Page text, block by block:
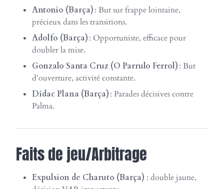
Antonio (Barça): But sur frappe lointaine,
précieux dans les transitions.
Adolfo (Barça): Opportuniste, efficace pour
doubler la mise.
Gonzalo Santa Cruz (O Parrulo Ferrol): But
d’ouverture, activité constante.
Dídac Plana (Barça): Parades décisives contre
Palma.
Faits de jeu/Arbitrage
Expulsion de Charuto (Barça) : double jaune,